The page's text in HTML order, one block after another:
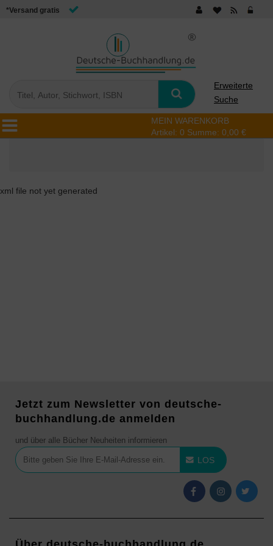
*Versand gratis
Erweiterte
Suche
MEIN WARENKORB
Artikel: 0 Summe: 0,00 €
xml file not yet generated
Jetzt zum Newsletter von deutsche-
buchhandlung.de anmelden
und über alle Bücher Neuheiten informieren
LOS